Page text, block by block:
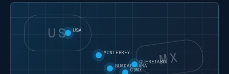
US
MX
USA
MONTERREY
GUADALAJARA
CDMX
QUERETARO